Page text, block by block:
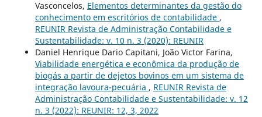
Vasconcelos, Elementos determinantes da gestão do
conhecimento em escritórios de contabilidade ,
REUNIR Revista de Administração Contabilidade e
Sustentabilidade: v. 10 n. 3 (2020): REUNIR
Daniel Henrique Dario Capitani, João Victor Farina,
Viabilidade energética e econômica da produção de
biogás a partir de dejetos bovinos em um sistema de
integração lavoura-pecuária , REUNIR Revista de
Administração Contabilidade e Sustentabilidade: v. 12
n. 3 (2022): REUNIR: 12, 3, 2022